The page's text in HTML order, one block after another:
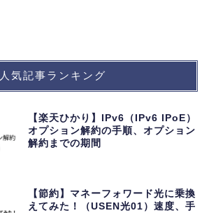
人気記事ランキング
【楽天ひかり】IPv6（IPv6 IPoE）
オプション解約の手順、オプション
解約までの期間
【節約】マネーフォワード光に乗換
えてみた！（USEN光01）速度、手